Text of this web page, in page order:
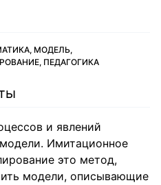
МОДЕЛЬ,
ПЕДАГОГИКА
и явлений
Имитационное
это метод,
модели, описывающие